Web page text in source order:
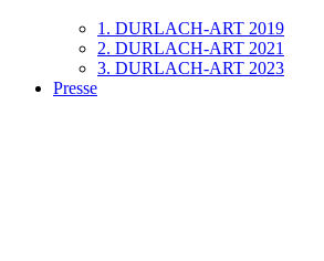
1. DURLACH-ART 2019
2. DURLACH-ART 2021
3. DURLACH-ART 2023
Presse